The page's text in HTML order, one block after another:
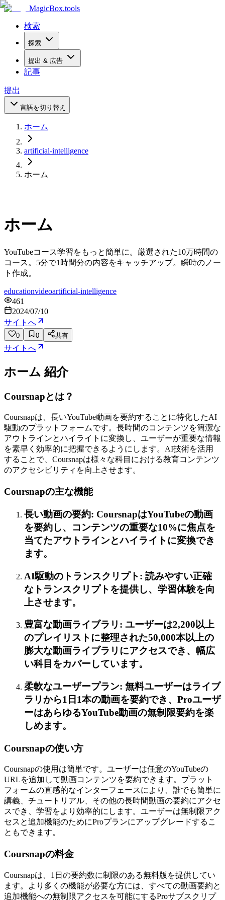
MagicBox.tools
検索
探索
提出 & 広告
記事
提出
言語を切り替え
ホーム
artificial-intelligence
ホーム
ホーム
YouTubeコース学習をもっと簡単に。厳選された10万時間の
コース。5分で1時間分の内容をキャッチアップ。瞬時のノー
ト作成。
educationvideoartificial-intelligence
461
2024/07/10
サイトへ
0 0 共有
サイトへ
ホーム 紹介
Coursnapとは？
Coursnapは、長いYouTube動画を要約することに特化したAI
駆動のプラットフォームです。長時間のコンテンツを簡潔な
アウトラインとハイライトに変換し、ユーザーが重要な情報
を素早く効率的に把握できるようにします。AI技術を活用
することで、Coursnapは様々な科目における教育コンテンツ
のアクセシビリティを向上させます。
Coursnapの主な機能
長い動画の要約: CoursnapはYouTubeの動画
を要約し、コンテンツの重要な10%に焦点を
当てたアウトラインとハイライトに変換でき
ます。
AI駆動のトランスクリプト: 読みやすい正確
なトランスクリプトを提供し、学習体験を向
上させます。
豊富な動画ライブラリ: ユーザーは2,200以上
のプレイリストに整理された50,000本以上の
膨大な動画ライブラリにアクセスでき、幅広
い科目をカバーしています。
柔軟なユーザープラン: 無料ユーザーはライブ
ラリから1日1本の動画を要約でき、Proユーザ
ーはあらゆるYouTube動画の無制限要約を楽
しめます。
Coursnapの使い方
Coursnapの使用は簡単です。ユーザーは任意のYouTubeの
URLを追加して動画コンテンツを要約できます。プラット
フォームの直感的なインターフェースにより、誰でも簡単に
講義、チュートリアル、その他の長時間動画の要約にアクセ
スでき、学習をより効率的にします。ユーザーは無制限アク
セスと追加機能のためにProプランにアップグレードするこ
ともできます。
Coursnapの料金
Coursnapは、1日の要約数に制限のある無料版を提供してい
ます。より多くの機能が必要な方には、すべての動画要約と
追加機能への無制限アクセスを可能にするProサブスクリプ